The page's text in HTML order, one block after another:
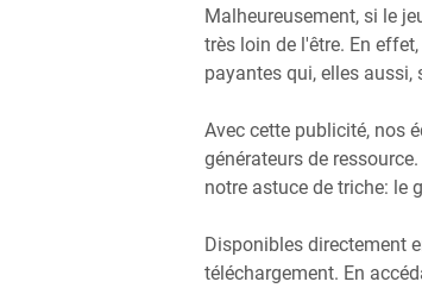
Malheureusement, si le
très loin de l'être. En
payantes qui, elles aussi,
Avec cette publicité, nos
générateurs de
notre astuce de triche: le
Disponibles directement
téléchargement. En